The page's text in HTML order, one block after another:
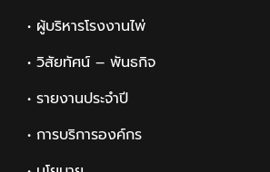
• ผู้บริหารโรงงานไพ่
• วิสัยทัศน์ – พันธกิจ
• รายงานประจำปี
• การบริการองค์กร